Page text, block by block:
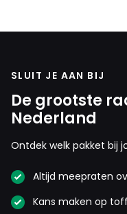
SLUIT JE AAN BIJ
De grootste
Nederland
Ontdek welk pakket bij
Altijd meepraten
Kans maken op